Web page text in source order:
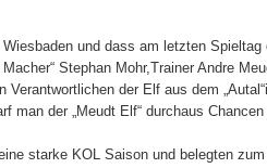
und dass am letzten Spieltag
Stephan Mohr,Trainer Andre
Verantwortlichen der Elf aus dem
man der „Meudt Elf“ durchaus
starke KOL Saison und belegten